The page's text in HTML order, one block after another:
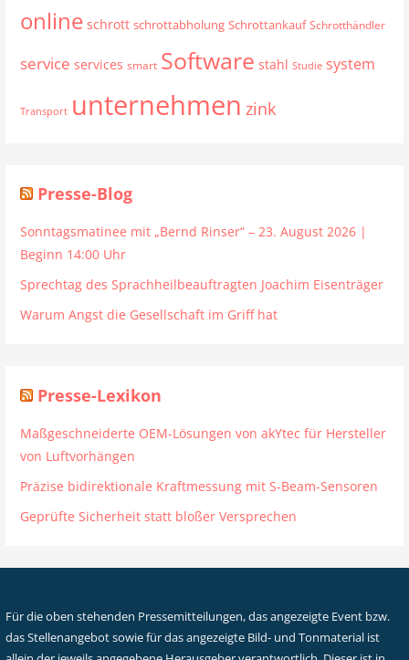
online schrott schrottabholung Schrottankauf Schrotthändler
service services smart Software stahl Studie system
Transport unternehmen zink
Presse-Blog
Sonntagsmatinee mit „Bernd Rinser“ – 23. August 2026 |
Beginn 14:00 Uhr
Sprechtag des Sprachheilbeauftragten Joachim Eisenträger
Warum Angst die Gesellschaft im Griff hat
Presse-Lexikon
Maßgeschneiderte OEM-Lösungen von akYtec für Hersteller
von Luftvorhängen
Präzise bidirektionale Kraftmessung mit S-Beam-Sensoren
Geprüfte Sicherheit statt bloßer Versprechen
Für die oben stehenden Pressemitteilungen, das angezeigte Event bzw.
das Stellenangebot sowie für das angezeigte Bild- und Tonmaterial ist